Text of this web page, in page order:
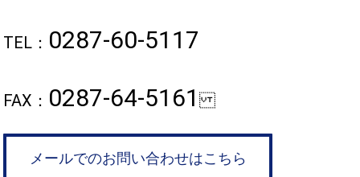
TEL： 0287-60-5117
FAX： 0287-64-5161
メールでのお問い合わせはこちら